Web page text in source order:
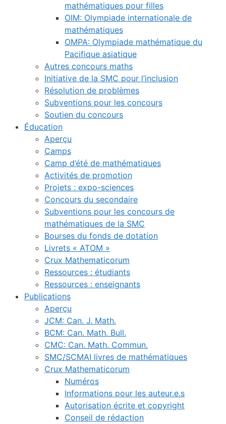
mathématiques pour filles
OIM: Olympiade internationale de
mathématiques
OMPA: Olympiade mathématique du
Pacifique asiatique
Autres concours maths
Initiative de la SMC pour l’inclusion
Résolution de problèmes
Subventions pour les concours
Soutien du concours
Éducation
Aperçu
Camps
Camp d’été de mathématiques
Activités de promotion
Projets : expo-sciences
Concours du secondaire
Subventions pour les concours de
mathématiques de la SMC
Bourses du fonds de dotation
Livrets « ATOM »
Crux Mathematicorum
Ressources : étudiants
Ressources : enseignants
Publications
Aperçu
JCM: Can. J. Math.
BCM: Can. Math. Bull.
CMC: Can. Math. Commun.
SMC/SCMAI livres de mathématiques
Crux Mathematicorum
Numéros
Informations pour les auteur.e.s
Autorisation écrite et copyright
Conseil de rédaction